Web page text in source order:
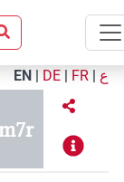
EN | DE | FR | ع